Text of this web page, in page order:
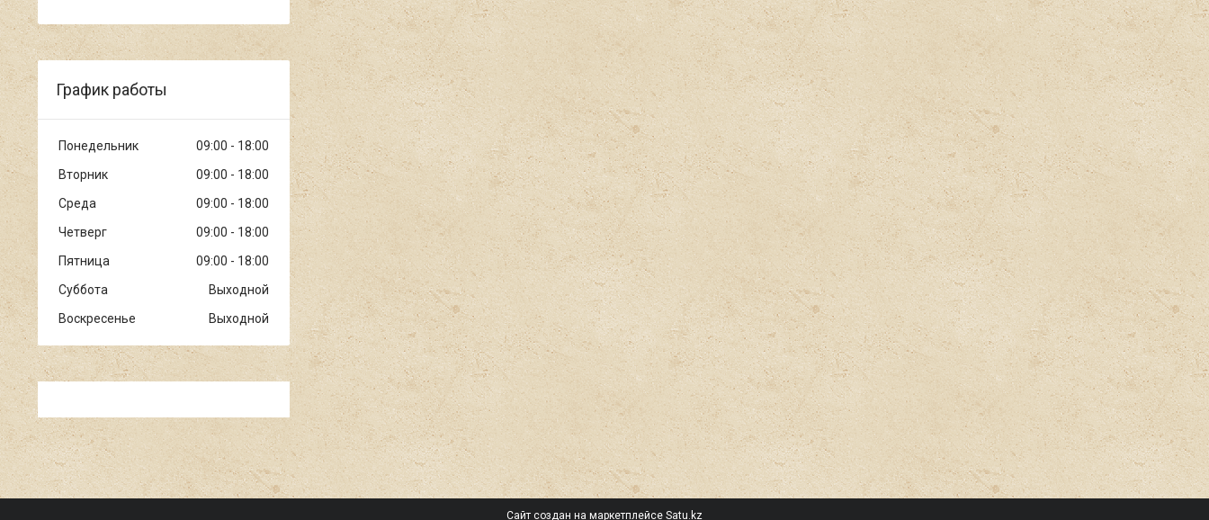
График работы
Понедельник 09:00
18:00
Вторник
09:00
18:00
Среда
09:00
18:00
Четверг
09:00
18:00
Пятница
09:00
18:00
Суббота
Выходной
Воскресенье
Выходной
Сайт создан на маркетплейсе Satu.kz